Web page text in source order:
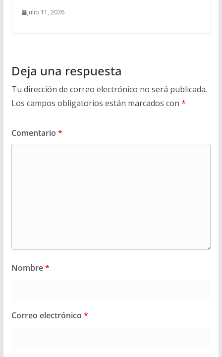
julio 11, 2026
Deja una respuesta
Tu dirección de correo electrónico no será publicada.
Los campos obligatorios están marcados con *
Comentario *
Nombre*
Correo electrónico *